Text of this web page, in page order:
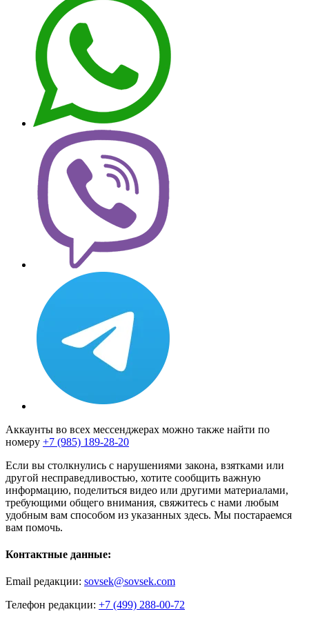
Аккаунты во всех мессенджерах можно также найти по
номеру +7 (985) 189-28-20
Если вы столкнулись с нарушениями закона, взятками или
другой несправедливостью, хотите сообщить важную
информацию, поделиться видео или другими материалами,
требующими общего внимания, свяжитесь с нами любым
удобным вам способом из указанных здесь. Мы постараемся
вам помочь.
Контактные данные:
Email редакции: sovsek@sovsek.com
Телефон редакции: +7 (499) 288-00-72